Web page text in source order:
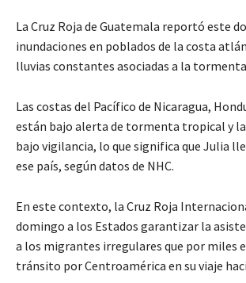
La Cruz Roja de Guatemala reportó este
inundaciones en poblados de la costa
lluvias constantes asociadas a la
Las costas del Pacífico de Nicaragua,
están bajo alerta de tormenta tropical y
bajo vigilancia, lo que significa que Julia
ese país, según datos de NHC.
En este contexto, la Cruz Roja
domingo a los Estados garantizar la
a los migrantes irregulares que por miles
tránsito por Centroamérica en su viaje